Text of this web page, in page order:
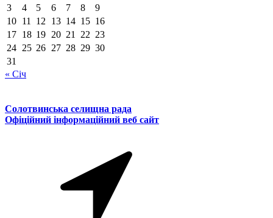
3
4 5 6 7 8
9
10 11 12 13 14 15 16
17 18 19 20 21 22 23
24 25 26 27 28 29 30
31
« Січ
Солотвинська селищна рада
Офіційний інформаційний веб сайт